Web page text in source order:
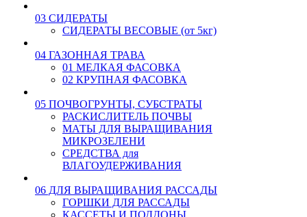
03 СИДЕРАТЫ
СИДЕРАТЫ ВЕСОВЫЕ (от 5кг)
04 ГАЗОННАЯ ТРАВА
01 МЕЛКАЯ ФАСОВКА
02 КРУПНАЯ ФАСОВКА
05 ПОЧВОГРУНТЫ, СУБСТРАТЫ
РАСКИСЛИТЕЛЬ ПОЧВЫ
МАТЫ ДЛЯ ВЫРАЩИВАНИЯ
МИКРОЗЕЛЕНИ
СРЕДСТВА для
ВЛАГОУДЕРЖИВАНИЯ
06 ДЛЯ ВЫРАЩИВАНИЯ РАССАДЫ
ГОРШКИ ДЛЯ РАССАДЫ
КАССЕТЫ И ПОДДОНЫ